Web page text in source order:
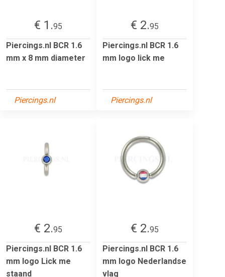
€ 1.95
Piercings.nl BCR 1.6
mm x 8 mm diameter
Piercings.nl
€ 2.95
Piercings.nl BCR 1.6
mm logo lick me
Piercings.nl
€ 2.95
Piercings.nl BCR 1.6
mm logo Lick me
staand
€ 2.95
Piercings.nl BCR 1.6
mm logo Nederlandse
vlag